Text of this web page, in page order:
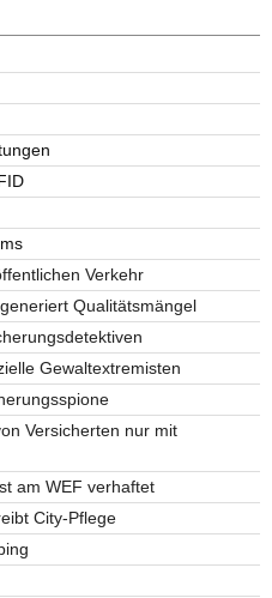
Verkehr
Qualitätsmängel
Gewaltextremisten
Versicherten nur mit
am WEF verhaftet
City-Pflege